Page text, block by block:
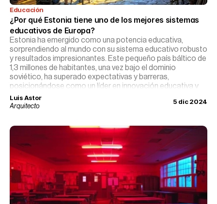
Educación
¿Por qué Estonia tiene uno de los mejores sistemas
educativos de Europa?
Estonia ha emergido como una potencia educativa,
sorprendiendo al mundo con su sistema educativo robusto
y resultados impresionantes. Este pequeño país báltico de
1,3 millones de habitantes, una vez bajo el dominio
soviético, ha superado expectativas y barreras,
posicionándose como un líder en innovación educativa y
tecnológica. A través de una mezcla de políticas
progresistas, inversión en educación temprana y un
estudiado por educadores y políticos de todo el mundo.
Luis Astor
Arquitecto
5 dic 2024